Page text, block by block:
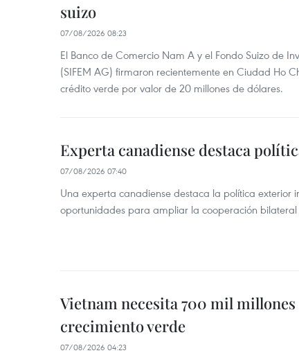
suizo
07/08/2026 08:23
El Banco de Comercio Nam A y el Fondo Suizo de
(SIFEM AG) firmaron recientemente en Ciudad Ho
crédito verde por valor de 20 millones de dólares.
Experta canadiense destaca
07/08/2026 07:40
Una experta canadiense destaca la política exterior
oportunidades para ampliar la cooperación
Vietnam necesita 700 mil
crecimiento verde
07/08/2026 04:23